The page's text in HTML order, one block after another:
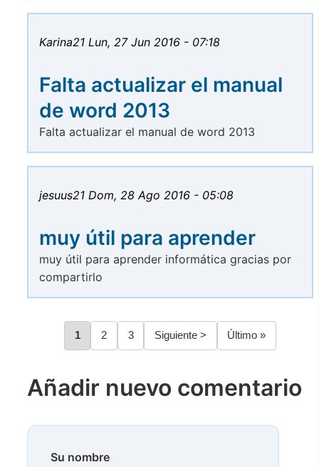
Karina21 Lun, 27 Jun 2016 - 07:18
Falta actualizar el manual
de word 2013
Falta actualizar el manual de word 2013
jesuus21 Dom, 28 Ago 2016 - 05:08
muy útil para aprender
muy útil para aprender informática gracias por
compartirlo
Paginación
Página
1 Página
2 Página
3
Siguiente
página
Siguiente >
Última
página
Último »
Añadir nuevo comentario
Su nombre